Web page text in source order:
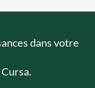
dans votre